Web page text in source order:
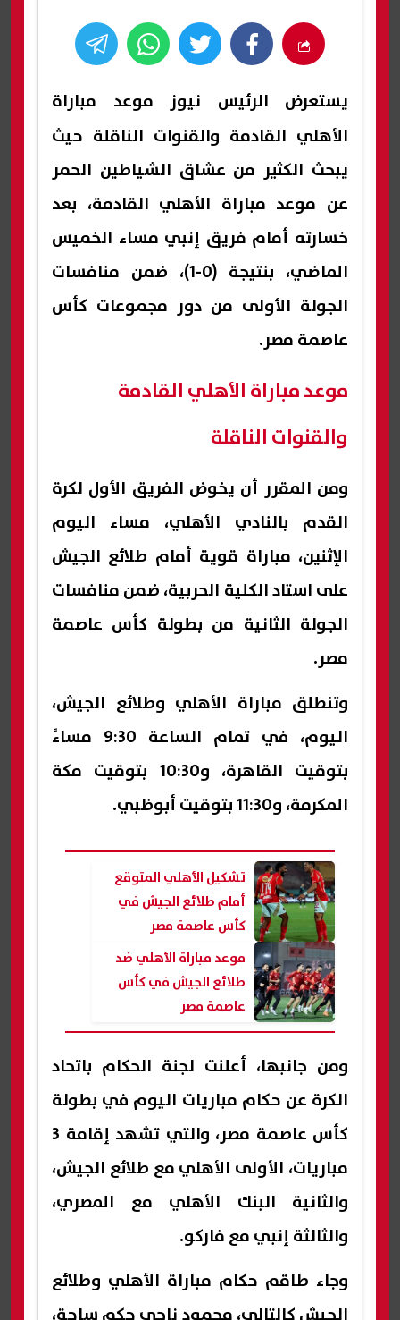
يستعرض الرئيس نيوز موعد مباراة
الأهلي القادمة والقنوات الناقلة حيث
يبحث الكثير من عشاق الشياطين الحمر
عن موعد مباراة الأهلي القادمة، بعد
خسارته أمام فريق إنبي مساء الخميس
الماضي، بنتيجة (0-1)، ضمن منافسات
الجولة الأولى من دور مجموعات كأس
عاصمة مصر.
موعد مباراة الأهلي القادمة
والقنوات الناقلة
ومن المقرر أن يخوض الفريق الأول لكرة
القدم بالنادي الأهلي، مساء اليوم
الإثنين، مباراة قوية أمام طلائع الجيش
على استاد الكلية الحربية، ضمن منافسات
الجولة الثانية من بطولة كأس عاصمة
مصر.
وتنطلق مباراة الأهلي وطلائع الجيش،
اليوم، في تمام الساعة 9:30 مساءً
بتوقيت القاهرة، و10:30 بتوقيت مكة
المكرمة، و11:30 بتوقيت أبوظبي.
تشكيل الأهلي المتوقع
أمام طلائع الجيش في
كأس عاصمة مصر
موعد مباراة الأهلي ضد
طلائع الجيش في كأس
عاصمة مصر
ومن جانبها، أعلنت لجنة الحكام باتحاد
الكرة عن حكام مباريات اليوم في بطولة
كأس عاصمة مصر، والتي تشهد إقامة 3
مباريات، الأولى الأهلي مع طلائع الجيش،
والثانية البنك الأهلي مع المصري،
والثالثة إنبي مع فاركو.
وجاء طاقم حكام مباراة الأهلي وطلائع